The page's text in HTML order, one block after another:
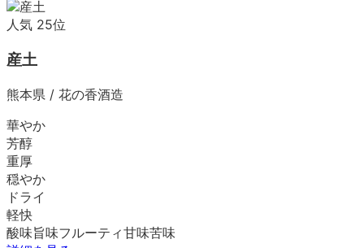
人気 25位
産土
熊本県 / 花の香酒造
華やか
芳醇
重厚
穏やか
ドライ
軽快
酸味旨味フルーティ甘味苦味